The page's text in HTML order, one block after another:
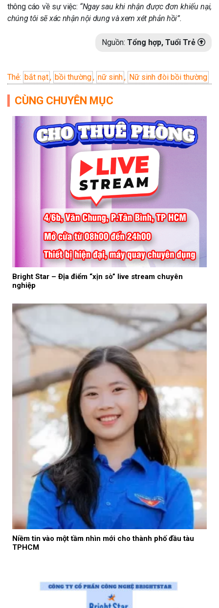
thông cáo về sự việc: “Ngay sau khi nhận được đơn khiếu nại,
chúng tôi sẽ xác nhận nội dung và xem xét phản hồi”.
Nguồn: Tổng hợp, Tuổi Trẻ
Thẻ: bắt nạt, bồi thường, nữ sinh, Nữ sinh đòi bồi thường
CÙNG CHUYÊN MỤC
Bright Star – Địa điểm “xịn sò” live stream chuyên
nghiệp
Niềm tin vào một tầm nhìn mới cho thành phố đầu tàu
TPHCM